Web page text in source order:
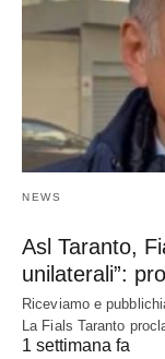
NEWS
Asl Taranto,
unilaterali”:
Riceviamo e
La Fials Taranto
1 settimana fa